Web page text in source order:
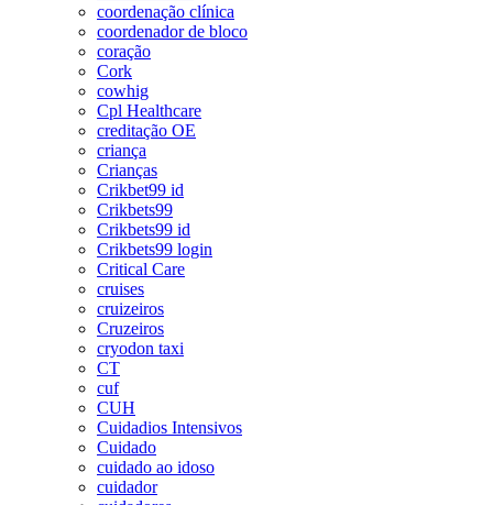
coordenação clínica
coordenador de bloco
coração
Cork
cowhig
Cpl Healthcare
creditação OE
criança
Crianças
Crikbet99 id
Crikbets99
Crikbets99 id
Crikbets99 login
Critical Care
cruises
cruizeiros
Cruzeiros
cryodon taxi
CT
cuf
CUH
Cuidadios Intensivos
Cuidado
cuidado ao idoso
cuidador